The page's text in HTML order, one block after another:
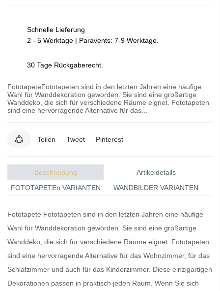
Schnelle Lieferung
2 - 5 Werktage | Paravents: 7-9 Werktage.
30 Tage Rückgaberecht.
FototapeteFototapeten sind in den letzten Jahren eine häufige
Wahl für Wanddekoration geworden. Sie sind eine großartige
Wanddeko, die sich für verschiedene Räume eignet. Fototapeten
sind eine hervorragende Alternative für das...
Teilen Tweet Pinterest
Beschreibung
Artikeldetails
FOTOTAPETEn VARIANTEN
WANDBILDER VARIANTEN
Fototapete Fototapeten sind in den letzten Jahren eine häufige
Wahl für Wanddekoration geworden. Sie sind eine großartige
Wanddeko, die sich für verschiedene Räume eignet. Fototapeten
sind eine hervorragende Alternative für das Wohnzimmer, für das
Schlafzimmer und auch für das Kinderzimmer. Diese einzigartigen
Dekorationen passen in praktisch jeden Raum. Wenn Sie sich